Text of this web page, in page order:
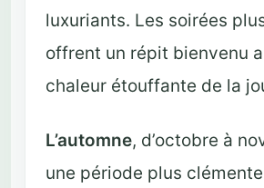
luxuriants. Les soirées
offrent un répit bienvenu
chaleur étouffante de la
L’automne, d’octobre à
une période plus